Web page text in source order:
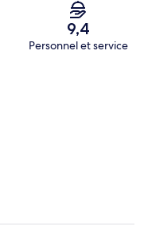
9,4
Personnel et service